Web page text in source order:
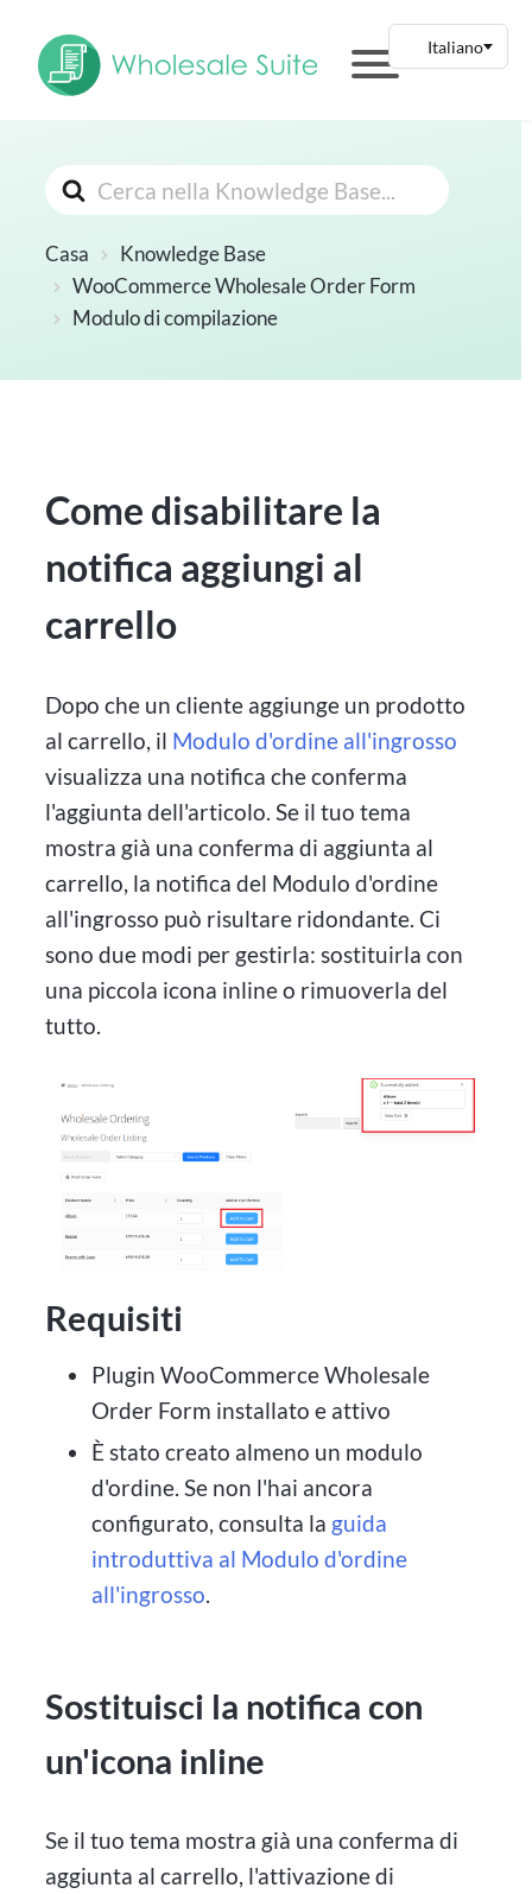
Cerca
Casa
Knowledge Base
WooCommerce Wholesale Order Form
Modulo di compilazione
Come disabilitare la
notifica aggiungi al
carrello
Dopo che un cliente aggiunge un prodotto
al carrello, il Modulo d'ordine all'ingrosso
visualizza una notifica che conferma
l'aggiunta dell'articolo. Se il tuo tema
mostra già una conferma di aggiunta al
carrello, la notifica del Modulo d'ordine
all'ingrosso può risultare ridondante. Ci
sono due modi per gestirla: sostituirla con
una piccola icona inline o rimuoverla del
tutto.
Requisiti
Plugin WooCommerce Wholesale
Order Form installato e attivo
È stato creato almeno un modulo
d'ordine. Se non l'hai ancora
configurato, consulta la guida
introduttiva al Modulo d'ordine
all'ingrosso.
Sostituisci la notifica con
un'icona inline
Se il tuo tema mostra già una conferma di
aggiunta al carrello, l'attivazione di